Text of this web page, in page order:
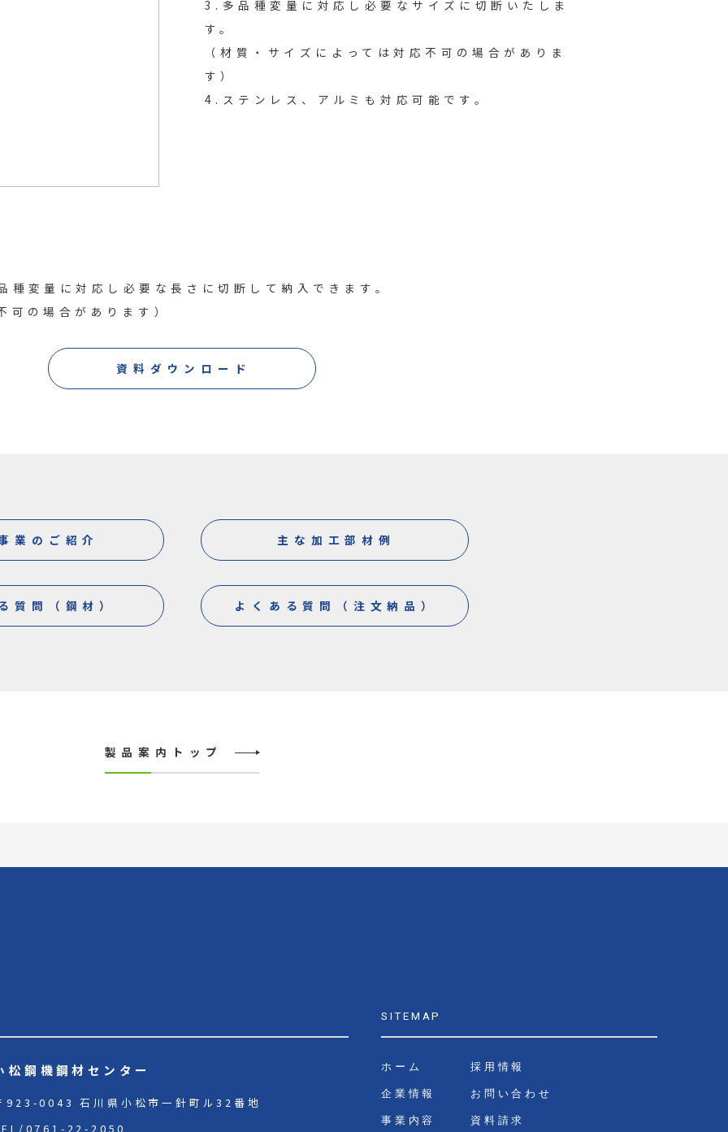
3.多品種変量に対応し必要なサイズに切断いたしま
す。
（材質・サイズによっては対応不可の場合がありま
す）
4.ステンレス、アルミも対応可能です。
変量に対応し必要な長さに切断して納入できます。
可の場合があります）
資料ダウンロード
業のご紹介 主な加工部材例
質問（鋼材） よくある質問（注文納品）
製品案内トップ
松鋼機鋼材センター
923-0043 石川県小松市一針町ル32番地
0761-22-2050
SITEMAP
ホーム 採用情報
企業情報 お問い合わせ
事業内容 資料請求